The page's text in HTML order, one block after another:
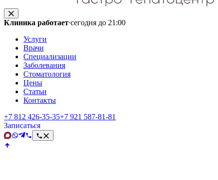
Клиника работает·сегодня до 21:00
Услуги
Врачи
Специализации
Заболевания
Стоматология
Цены
Статьи
Контакты
+7 812 426‑35‑35+7 921 587‑81‑81
Записаться